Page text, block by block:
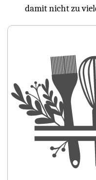
damit nicht zu